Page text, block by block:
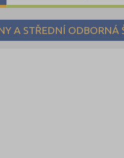
A STŘEDNÍ ODBORNÁ